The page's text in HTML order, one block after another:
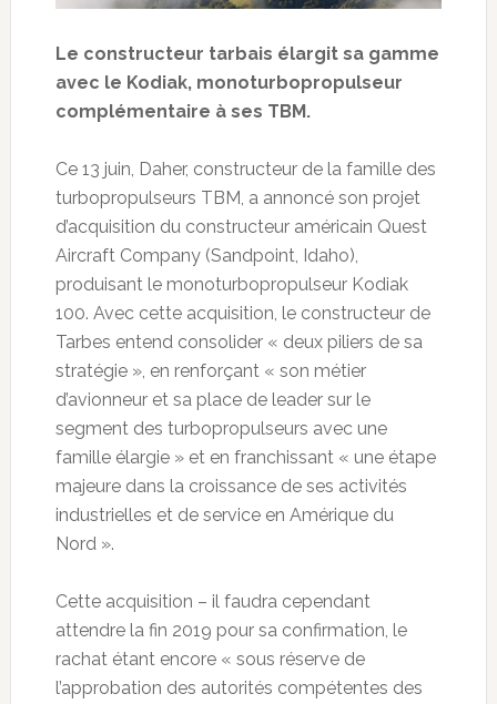
Le constructeur tarbais élargit sa gamme
avec le Kodiak, monoturbopropulseur
complémentaire à ses TBM.
Ce 13 juin, Daher, constructeur de la famille des
turbopropulseurs TBM, a annoncé son projet
d’acquisition du constructeur américain Quest
Aircraft Company (Sandpoint, Idaho),
produisant le monoturbopropulseur Kodiak
100. Avec cette acquisition, le constructeur de
Tarbes entend consolider « deux piliers de sa
stratégie », en renforçant « son métier
d’avionneur et sa place de leader sur le
segment des turbopropulseurs avec une
famille élargie » et en franchissant « une étape
majeure dans la croissance de ses activités
industrielles et de service en Amérique du
Nord ».
Cette acquisition – il faudra cependant
attendre la fin 2019 pour sa confirmation, le
rachat étant encore « sous réserve de
l’approbation des autorités compétentes des